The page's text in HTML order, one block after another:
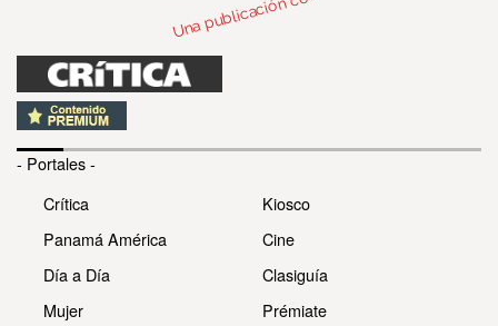
o
- Portales -
Crítica
Panamá América
Día a Día
Mujer
Kiosco
Cine
Clasiguía
Prémiate